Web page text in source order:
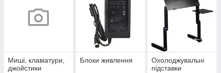
Миші, клавіатури,
джойстики
Блоки живлення
Охолоджувальні
підставки